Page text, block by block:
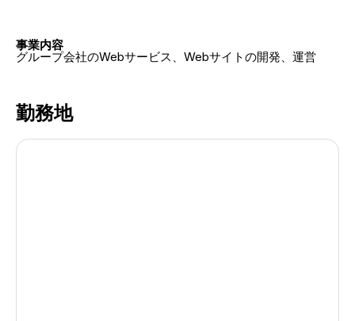
事業内容
グループ会社のWebサービス、Webサイトの開発、運営
勤務地